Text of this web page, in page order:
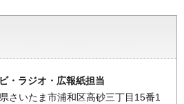
・ラジオ・広報紙担当
さいたま市浦和区高砂三丁目15番1